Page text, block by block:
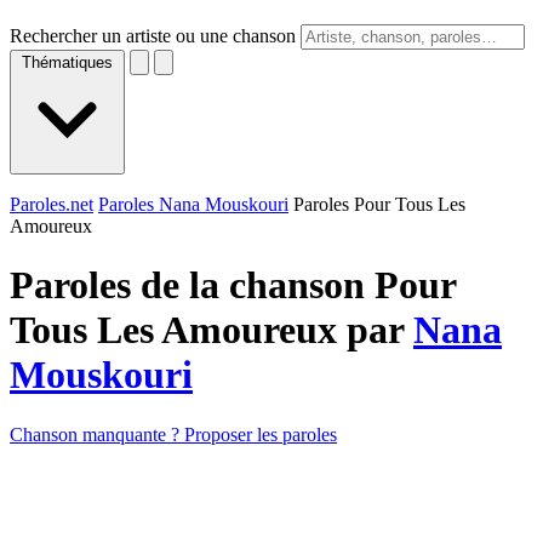
Rechercher un artiste ou une chanson
Thématiques
Paroles.net Paroles Nana Mouskouri Paroles Pour Tous Les
Amoureux
Paroles de la chanson Pour
Tous Les Amoureux parNana
Mouskouri
Chanson manquante ? Proposer les paroles